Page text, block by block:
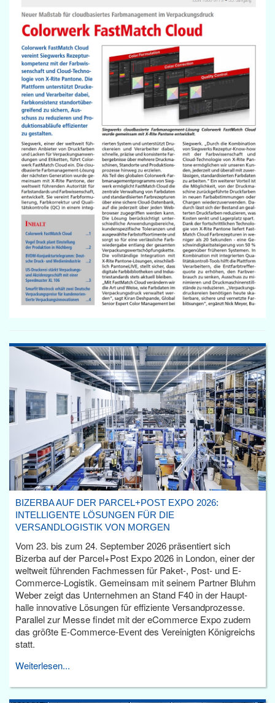
BIZERBA AUF DER PARCEL+POST EXPO 2026:
INTELLIGENTE LÖSUNGEN FÜR DIE
VERSANDLOGISTIK VON MORGEN
Vom 23. bis zum 24. September 2026 präsentiert sich
Bizerba auf der Parcel+Post Expo 2026 in London, einer der
weltweit führenden Fachmessen für Paket-, Post- und E-
Commerce-Logistik. Gemeinsam mit seinem Partner Bluhm
Weber zeigt das Unternehmen an Stand F40 in der Haupt­
halle innovative Lösungen für effiziente Versandprozesse.
Parallel zur Messe findet mit der eCommerce Expo zudem
das größte E-Commerce-Event des Vereinigten Königreichs
statt.
Weiterlesen...